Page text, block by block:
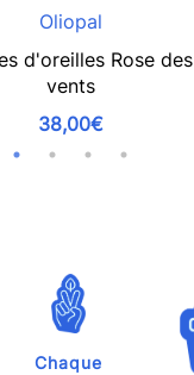
Oliopal
d'oreilles Rose des
vents
38,00€
Chaque